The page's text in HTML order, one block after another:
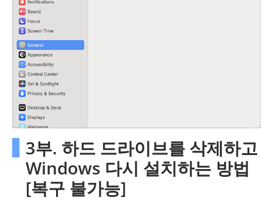
3부. 하드 드라이브를 삭제하고
Windows 다시 설치하는 방법
[복구 불가능]